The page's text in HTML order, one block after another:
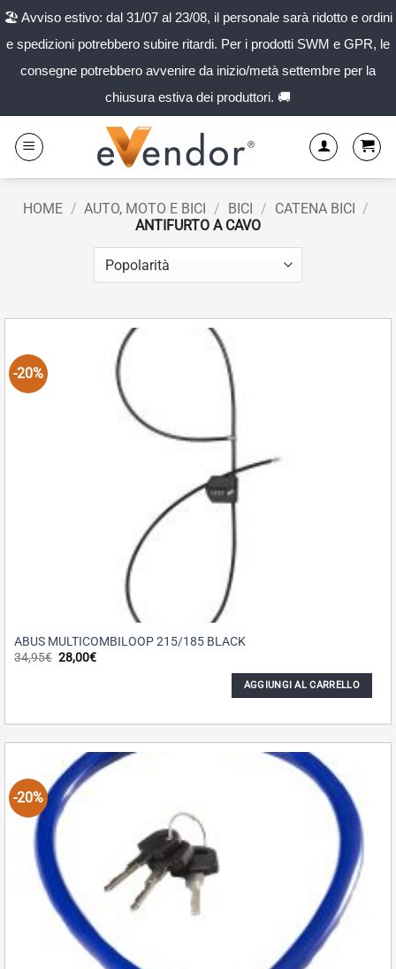
🏖️ Avviso estivo: dal 31/07 al 23/08, il personale sarà ridotto e ordini
e spedizioni potrebbero subire ritardi. Per i prodotti SWM e GPR, le
consegne potrebbero avvenire da inizio/metà settembre per la
chiusura estiva dei produttori. 🚚
HOME / AUTO, MOTO E BICI / BICI / CATENA BICI /
ANTIFURTO A CAVO
-20%
ABUS MULTICOMBILOOP 215/185 BLACK
34,95€ Il
prezzo
28,00€Il
AGGIUNGI AL CARRELLO
-20%